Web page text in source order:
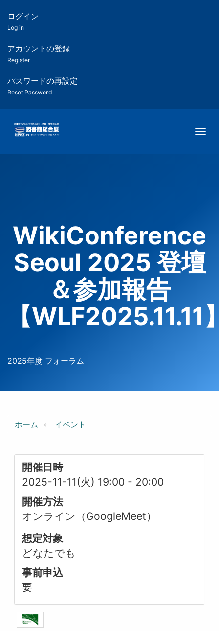
ツ
匿
名
ユ
ー
ー
用
メ
ログイン
Log in
アカウントの登録
Register
パスワードの再設定
Reset Password
WikiConference
Seoul 2025 登壇
＆参加報告
【WLF2025.11.11
2025年度 フォーラム
ホーム イベント
開催日時
2025-11-11(火) 19:00 - 20:00
開催方法
オンライン（GoogleMeet）
想定対象
どなたでも
事前申込
要